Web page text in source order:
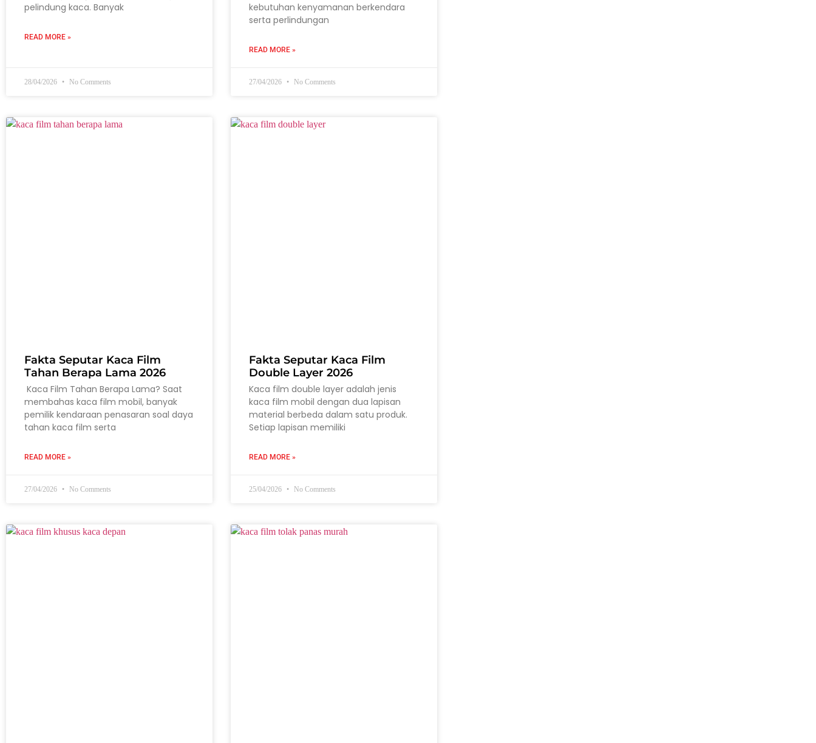
pelindung kaca. Banyak
READ MORE »
28/04/2026 No Comments
kebutuhan kenyamanan berkendara
serta perlindungan
READ MORE »
27/04/2026 No Comments
Fakta Seputar Kaca Film
Tahan Berapa Lama 2026
Kaca Film Tahan Berapa Lama? Saat
membahas kaca film mobil, banyak
pemilik kendaraan penasaran soal daya
tahan kaca film serta
READ MORE »
27/04/2026 No Comments
Fakta Seputar Kaca Film
Double Layer 2026
Kaca film double layer adalah jenis
kaca film mobil dengan dua lapisan
material berbeda dalam satu produk.
Setiap lapisan memiliki
READ MORE »
25/04/2026 No Comments